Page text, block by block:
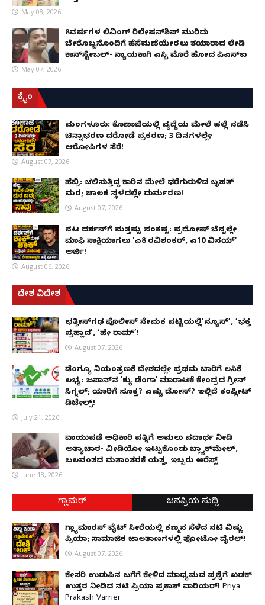
May 08, 2026
8ವರ್ಷಗಳ ಲಿವಿಂಗ್‌ ರಿಲೇಷನ್‌ಶಿಪ್ ಮುರಿದು
ಬೇರೊಬ್ಬನೊಂದಿಗೆ ಹೆಸೆಮಣೆಯೇರಲು ತಯಾರಾದ ಲೇಡಿ
ಕಾನ್‌ಸ್ಟೇಬಲ್- ನ್ಯಾಯಕ್ಕಾಗಿ ಎಸ್ಪಿ ಮೊರೆ ಹೋದ ಪಿಎಸ್ಐ
May 07, 2026
ಕ್ರೈಂ
ಮಂಗಳೂರು: ಕೊಣಾಜೆಯಲ್ಲಿ ವೃದ್ಧೆಯ ಮೇಲೆ ಹಲ್ಲೆ ನಡೆಸಿ
ಚಿನ್ನಾಭರಣ ದರೋಡೆ ಪ್ರಕರಣ; 3 ದಿನಗಳಲ್ಲೇ
ಆರೋಪಿಗಳ ಸೆರೆ!
August 07, 2026
ಹೆಬ್ರಿ: ಚಲಿಸುತ್ತಿದ್ದ ಕಾರಿನ ಮೇಲೆ ಧರೆಗುರುಳಿದ ಬೃಹತ್
ಮರ; ಚಾಲಕ ಸ್ಥಳದಲ್ಲೇ ದುರ್ಮರಣ!
August 07, 2026
ನಟ ದರ್ಶನ್‌ಗೆ ಮತ್ತಷ್ಟು ಸಂಕಷ್ಟ: ಪ್ರದೋಷ್ ಬೆನ್ನಲ್ಲೇ
ಮಾಫಿ ಸಾಕ್ಷಿಯಾಗಲು 'ಎ8 ರವಿಶಂಕರ್, ಎ10 ವಿನಯ್'
ಅರ್ಜಿ!
August 06, 2026
ದೇಶ ವಿದೇಶ
ಛತ್ತೀಸ್‌ಗಢ ಪೊಲೀಸ್ ನೇಮಕ ಪಟ್ಟಿಯಲ್ಲಿ‘ನ್ಯೂಸ್’, ‘ಭಕ್ತ
ಪ್ರಹ್ಲಾದ’, ‘ಹೇ ರಾಮ್’!
August 07, 2026
ಡೆಂಗ್ಯೂ ನಿಯಂತ್ರಣಕ್ಕೆ ದೇಶದಲ್ಲೇ ಪ್ರಥಮ ಬಾರಿಗೆ ಲಸಿಕೆ
ಲಭ್ಯ: ಜಪಾನ್‌ನ 'ಕ್ಯು ಡೆಂಗಾ' ಮಾರಾಟಕ್ಕೆ ಕೇಂದ್ರದ ಗ್ರೀನ್
ಸಿಗ್ನಲ್; ಯಾರಿಗೆ ಸೂಕ್ತ? ಎಷ್ಟು ಡೋಸ್? ಇಲ್ಲಿದೆ ಕಂಪ್ಲೀಟ್
ಡಿಟೇಲ್ಸ್!
July 21, 2026
ವಾಯುಪಡೆ ಅಧಿಕಾರಿ ಪತ್ನಿಗೆ ಅಮಲು ಪದಾರ್ಥ ನೀಡಿ
ಅತ್ಯಾಚಾರ- ವೀಡಿಯೋ ಇಟ್ಟುಕೊಂಡು ಬ್ಲ್ಯಾಕ್‌ಮೇಲ್,
ಬಲವಂತದ ಮತಾಂತರಕ್ಕೆ ಯತ್ನ, ಇಬ್ಬರು ಅರೆಸ್ಟ್
June 18, 2026
ಗ್ಲಾಮರ್ ಜನಪ್ರಿಯ ಸುದ್ದಿ
ಗ್ಲ್ಯಾಮಾರಸ್ ವೈಟ್‌ ಸೀರೆಯಲ್ಲಿ ಕಣ್ಮನ ಸೆಳೆದ ನಟಿ ವಿಷ್ಣು
ಪ್ರಿಯಾ; ಸಾಮಾಜಿಕ ಜಾಲತಾಣಗಳಲ್ಲಿ ಫೋಟೋ ವೈರಲ್!
August 07, 2026
ಕೇಸರಿ ಉಡುಪಿನ ಬಗೆಗೆ ಕೇಳಿದ ಮಾಧ್ಯಮದ ಪ್ರಶ್ನೆಗೆ ಖಡಕ್
ಉತ್ತರ ನೀಡಿದ ನಟಿ ಪ್ರಿಯಾ ಪ್ರಕಾಶ್ ವಾರಿಯರ್! Priya
Prakash Varrier